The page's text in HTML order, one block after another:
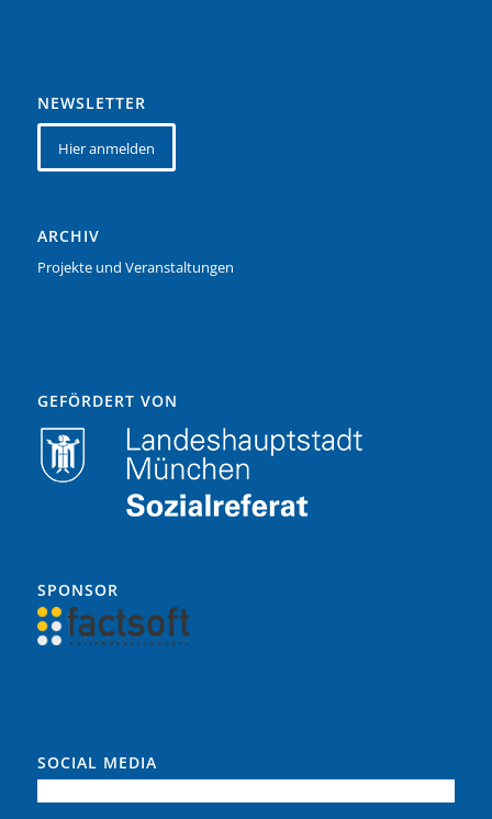
NEWSLETTER
Hier anmelden
ARCHIV
Projekte und Veranstaltungen
GEFÖRDERT VON
SPONSOR
SOCIAL MEDIA